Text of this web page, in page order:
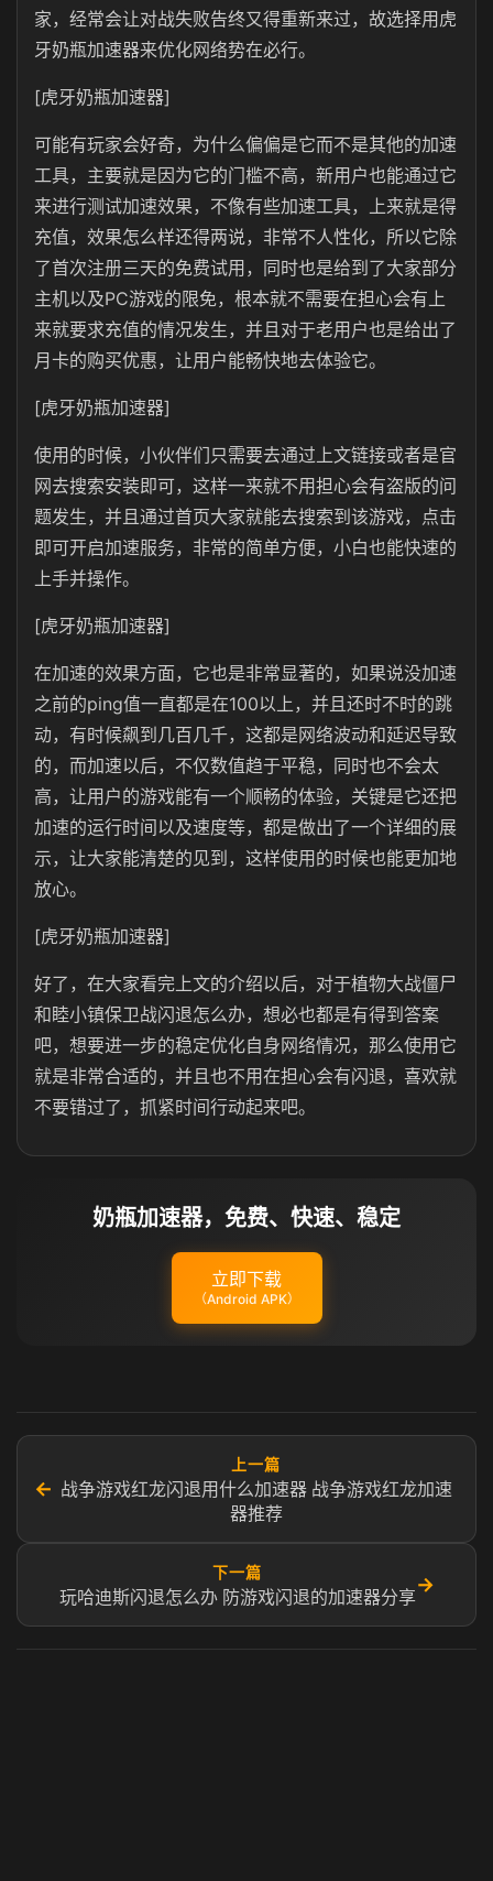
家，经常会让对战失败告终又得重新来过，故选择用虎
牙奶瓶加速器来优化网络势在必行。
[虎牙奶瓶加速器]
可能有玩家会好奇，为什么偏偏是它而不是其他的加速
工具，主要就是因为它的门槛不高，新用户也能通过它
来进行测试加速效果，不像有些加速工具，上来就是得
充值，效果怎么样还得两说，非常不人性化，所以它除
了首次注册三天的免费试用，同时也是给到了大家部分
主机以及PC游戏的限免，根本就不需要在担心会有上
来就要求充值的情况发生，并且对于老用户也是给出了
月卡的购买优惠，让用户能畅快地去体验它。
[虎牙奶瓶加速器]
使用的时候，小伙伴们只需要去通过上文链接或者是官
网去搜索安装即可，这样一来就不用担心会有盗版的问
题发生，并且通过首页大家就能去搜索到该游戏，点击
即可开启加速服务，非常的简单方便，小白也能快速的
上手并操作。
[虎牙奶瓶加速器]
在加速的效果方面，它也是非常显著的，如果说没加速
之前的ping值一直都是在100以上，并且还时不时的跳
动，有时候飙到几百几千，这都是网络波动和延迟导致
的，而加速以后，不仅数值趋于平稳，同时也不会太
高，让用户的游戏能有一个顺畅的体验，关键是它还把
加速的运行时间以及速度等，都是做出了一个详细的展
示，让大家能清楚的见到，这样使用的时候也能更加地
放心。
[虎牙奶瓶加速器]
好了，在大家看完上文的介绍以后，对于植物大战僵尸
和睦小镇保卫战闪退怎么办，想必也都是有得到答案
吧，想要进一步的稳定优化自身网络情况，那么使用它
就是非常合适的，并且也不用在担心会有闪退，喜欢就
不要错过了，抓紧时间行动起来吧。
奶瓶加速器，免费、快速、稳定
立即下载
（Android APK）
←
上一篇
战争游戏红龙闪退用什么加速器 战争游戏红龙加速
器推荐
下一篇
玩哈迪斯闪退怎么办 防游戏闪退的加速器分享
→